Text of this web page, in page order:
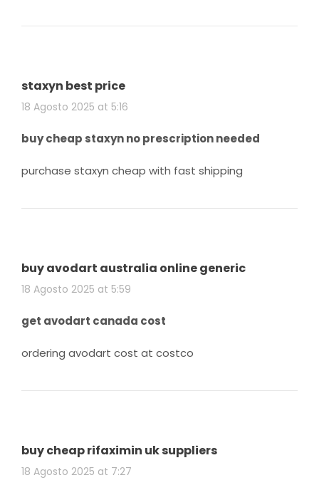
staxyn best price
18 Agosto 2025 at 5:16
buy cheap staxyn no prescription needed
purchase staxyn cheap with fast shipping
buy avodart australia online generic
18 Agosto 2025 at 5:59
get avodart canada cost
ordering avodart cost at costco
buy cheap rifaximin uk suppliers
18 Agosto 2025 at 7:27